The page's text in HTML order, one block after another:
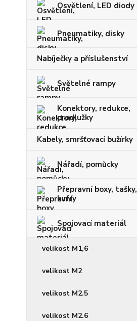
Osvětlení, LED diody
Pneumatiky, disky
Nabíječky a příslušenství
Světelné rampy
Konektory, redukce,
prodlužky
Kabely, smršťovací bužírky
Nářadí, pomůcky
Přepravní boxy, tašky,
kufry
Spojovací materiál
velikost M1,6
velikost M2
velikost M2.5
velikost M2.6